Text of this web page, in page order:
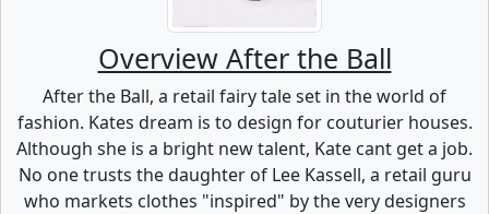
Overview After the Ball
After the Ball, a retail fairy tale set in the world of
fashion. Kates dream is to design for couturier houses.
Although she is a bright new talent, Kate cant get a job.
No one trusts the daughter of Lee Kassell, a retail guru
who markets clothes "inspired" by the very designers